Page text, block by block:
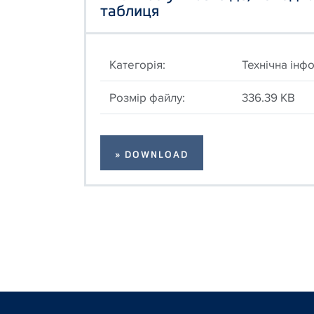
таблиця
Категорія:
Технічна
Розмір файлу:
336.39 KB
» DOWNLOAD